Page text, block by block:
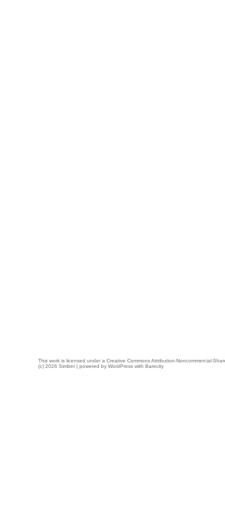
This work is licensed under a Creative Commons Attribution-Noncommercial-
(c) 2026 Simber | powered by WordPress with Barecity